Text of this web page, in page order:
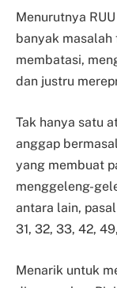
Menurutnya
banyak
membatasi,
dan justru
Tak hanya satu
anggap
yang membuat
menggeleng-
antara lain, pasal
31, 32, 33, 42,
Menarik untuk